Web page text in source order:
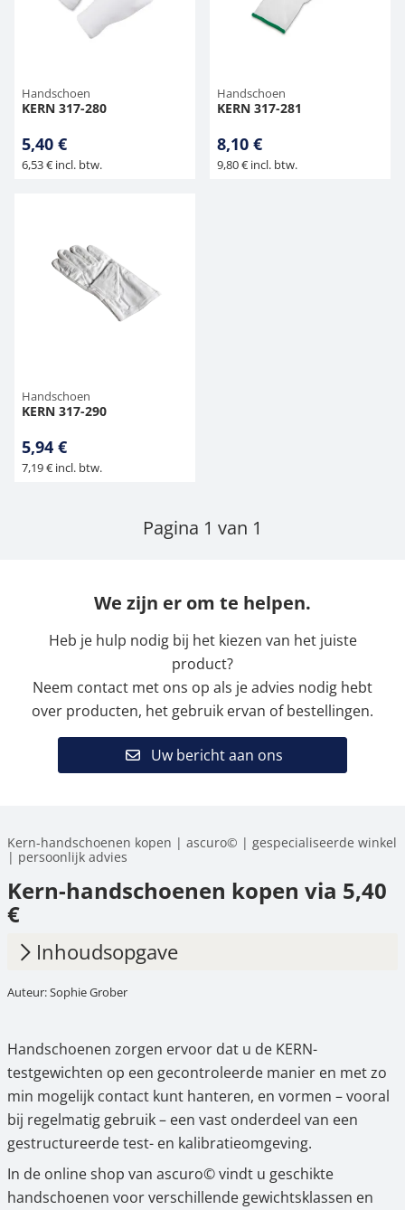
Handschoen
KERN 317-280
5,40 €
6,53 € incl. btw.
Handschoen
KERN 317-281
8,10 €
9,80 € incl. btw.
Handschoen
KERN 317-290
5,94 €
7,19 € incl. btw.
Pagina 1 van 1
We zijn er om te helpen.
Heb je hulp nodig bij het kiezen van het juiste
product?
Neem contact met ons op als je advies nodig hebt
over producten, het gebruik ervan of bestellingen.
Uw bericht aan ons
Kern-handschoenen kopen | ascuro© | gespecialiseerde winkel
| persoonlijk advies
Kern-handschoenen kopen via 5,40
€
Inhoudsopgave
1. Waarvoor zijn handschoenen nodig?
handschoenen
3. KERN-handschoenen in één oogopslag
4. Koop nu handschoenen in de online shop –
Auteur: Sophie Grober
Handschoenen zorgen ervoor dat u de KERN-
testgewichten op een gecontroleerde manier en met zo
min mogelijk contact kunt hanteren, en vormen – vooral
bij regelmatig gebruik – een vast onderdeel van een
gestructureerde test- en kalibratieomgeving.
In de online shop van ascuro© vindt u geschikte
handschoenen voor verschillende gewichtsklassen en
Hangende weegschalen
Orgelschalen
Weegschaal inclusief software
Spannings- en compressiebelastingcellen
Videomicroscopen
Accessoires
Toepassingen voor experts
Newton-gewichten
Geluidsniveaumeter